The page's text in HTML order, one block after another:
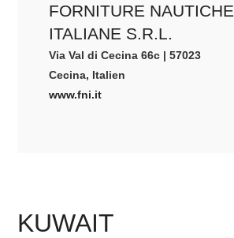
FORNITURE NAUTICHE
ITALIANE S.R.L.
Via Val di Cecina 66c | 57023
Cecina, Italien
www.fni.it
KUWAIT